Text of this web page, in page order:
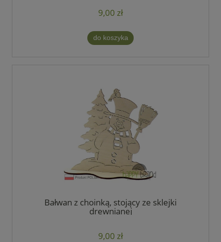
9,00 zł
do koszyka
Bałwan z choinką, stojący ze sklejki
drewnianej
9,00 zł